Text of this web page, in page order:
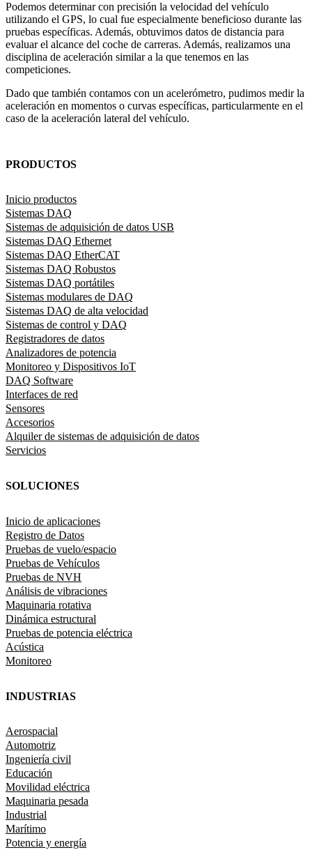
Podemos determinar con precisión la velocidad del vehículo
utilizando el GPS, lo cual fue especialmente beneficioso durante las
pruebas específicas. Además, obtuvimos datos de distancia para
evaluar el alcance del coche de carreras. Además, realizamos una
disciplina de aceleración similar a la que tenemos en las
competiciones.
Dado que también contamos con un acelerómetro, pudimos medir la
aceleración en momentos o curvas específicas, particularmente en el
caso de la aceleración lateral del vehículo.
PRODUCTOS
Inicio productos
Sistemas DAQ
Sistemas de adquisición de datos USB
Sistemas DAQ Ethernet
Sistemas DAQ EtherCAT
Sistemas DAQ Robustos
Sistemas DAQ portátiles
Sistemas modulares de DAQ
Sistemas DAQ de alta velocidad
Sistemas de control y DAQ
Registradores de datos
Analizadores de potencia
Monitoreo y Dispositivos IoT
DAQ Software
Interfaces de red
Sensores
Accesorios
Alquiler de sistemas de adquisición de datos
Servicios
SOLUCIONES
Inicio de aplicaciones
Registro de Datos
Pruebas de vuelo/espacio
Pruebas de Vehículos
Pruebas de NVH
Análisis de vibraciones
Maquinaria rotativa
Dinámica estructural
Pruebas de potencia eléctrica
Acústica
Monitoreo
INDUSTRIAS
Aerospacial
Automotriz
Ingeniería civil
Educación
Movilidad eléctrica
Maquinaria pesada
Industrial
Marítimo
Potencia y energía